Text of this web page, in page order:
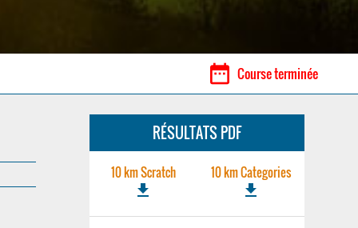
date_range Course terminée
RÉSULTATS PDF
10 km Scratch
file_download
10 km Categories
file_download